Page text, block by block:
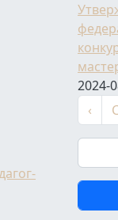
2024-
←‹
Поиск